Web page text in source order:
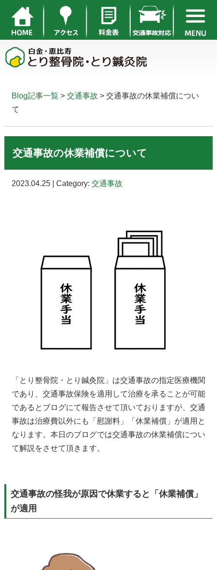
Blog記事一覧 > 交通事故 > 交通事故の休業補償につい
て
交通事故の休業補償について
2023.04.25 | Category: 交通事故
「とり整骨院・とり鍼灸院」は交通事故の指定医療機関
であり、交通事故保険を適用して治療を承ることが可能
であるとブログにて報告させて頂いておりますが、交通
事故は治療費以外にも「慰謝料」「休業補償」が適用と
なります。本日のブログでは交通事故の休業補償につい
て解説をさせて頂きます。
交通事故の怪我が原因で休業すると「休業補償」
が適用